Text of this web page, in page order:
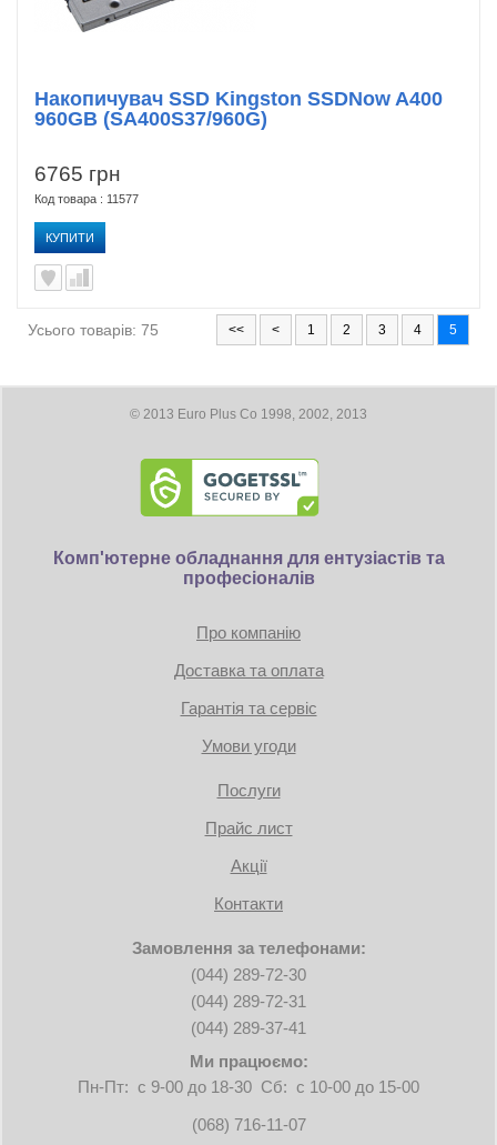
6765 грн
Код товара : 11577
КУПИТИ
Накопичувач SSD Kingston SSDNow A400
960GB (SA400S37/960G)
<< < 1 2 3 4 5
Усього товарів: 75
© 2013 Euro Plus Co 1998, 2002, 2013
Комп'ютерне обладнання для ентузіастів та
професіоналів
Про компанію
Доставка та оплата
Гарантія та сервіс
Умови угоди
Послуги
Прайс лист
Акції
Контакти
Замовлення за телефонами:
(044) 289-72-30
(044) 289-72-31
(044) 289-37-41
Ми працюємо:
Пн-Пт: с 9-00 до 18-30 Сб: с 10-00 до 15-00
(068) 716-11-07